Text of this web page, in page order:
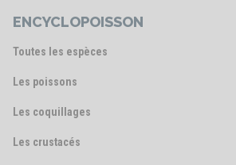
ENCYCLOPOISSON
Toutes les espèces
Les poissons
Les coquillages
Les crustacés